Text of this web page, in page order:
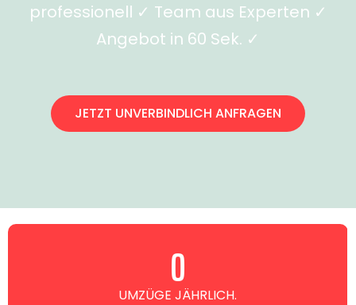
professionell ✓ Team aus Experten ✓
Angebot in 60 Sek. ✓
JETZT UNVERBINDLICH ANFRAGEN
UMZÜGE JÄHRLICH.
0